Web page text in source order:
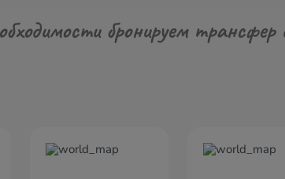
бронируем трансфер